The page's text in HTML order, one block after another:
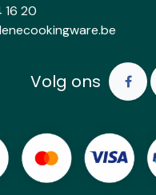
16 20
Volg ons